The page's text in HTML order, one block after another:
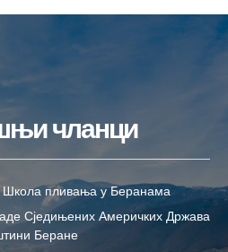
чланци
Школа пливања у Беранама
Сједињених Америчких Држава
Беране